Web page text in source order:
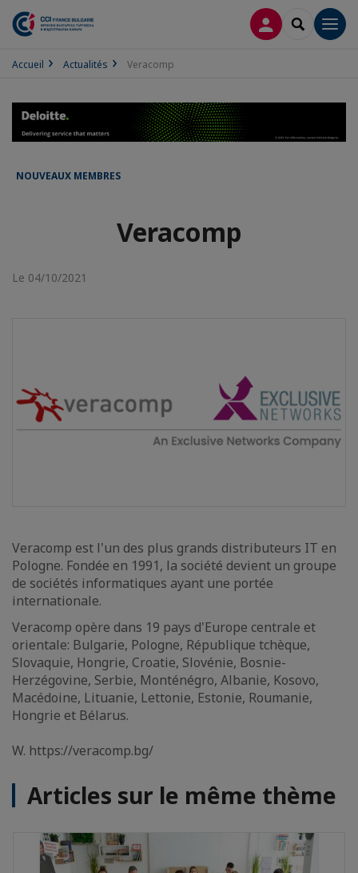
CONNEXION
Accueil Actualités Veracomp
NOUVEAUX MEMBRES
Veracomp
Le 04/10/2021
Veracomp est l'un des plus grands distributeurs IT en
Pologne. Fondée en 1991, la société devient un groupe
de sociétés informatiques ayant une portée
internationale.
Veracomp opère dans 19 pays d'Europe centrale et
orientale: Bulgarie, Pologne, République tchèque,
Slovaquie, Hongrie, Croatie, Slovénie, Bosnie-
Herzégovine, Serbie, Monténégro, Albanie, Kosovo,
Macédoine, Lituanie, Lettonie, Estonie, Roumanie,
Hongrie et Bélarus.
W. https://veracomp.bg/
Articles sur le même thème